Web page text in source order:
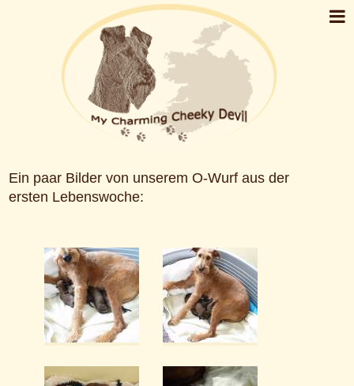
Ein paar Bilder von unserem O-Wurf aus der
ersten Lebenswoche: